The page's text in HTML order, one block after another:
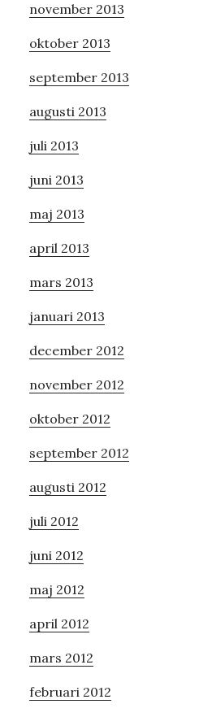
november 2013
oktober 2013
september 2013
augusti 2013
juli 2013
juni 2013
maj 2013
april 2013
mars 2013
januari 2013
december 2012
november 2012
oktober 2012
september 2012
augusti 2012
juli 2012
juni 2012
maj 2012
april 2012
mars 2012
februari 2012